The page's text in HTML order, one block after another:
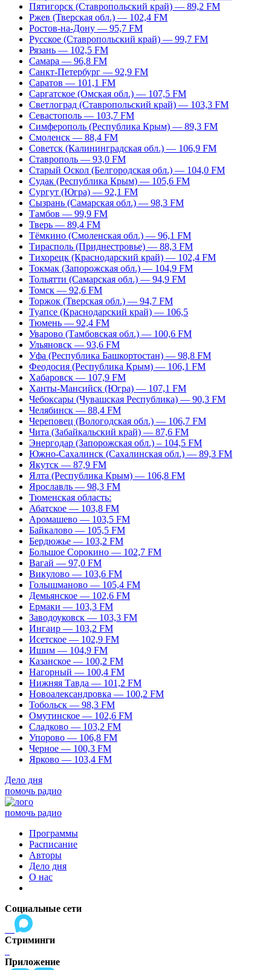
Пятигорск (Ставропольский край) — 89,2 FM
Ржев (Тверская обл.) — 102,4 FM
Ростов-на-Дону — 95,7 FM
Русское (Ставропольский край) — 99,7 FM
Рязань — 102,5 FM
Самара — 96,8 FM
Санкт-Петербург — 92,9 FM
Саратов — 101,1 FM
Саргатское (Омская обл.) — 107,5 FM
Светлоград (Ставропольский край) — 103,3 FM
Севастополь — 103,7 FM
Симферополь (Республика Крым) — 89,3 FM
Смоленск — 88,4 FM
Советск (Калининградская обл.) — 106,9 FM
Ставрополь — 93,0 FM
Старый Оскол (Белгородская обл.) — 104,0 FM
Судак (Республика Крым) — 105,6 FM
Сургут (Югра) — 92,1 FM
Сызрань (Самарская обл.) — 98,3 FM
Тамбов — 99,9 FM
Тверь — 89,4 FM
Тёмкино (Смоленская обл.) — 96,1 FM
Тирасполь (Приднестровье) — 88,3 FM
Тихорецк (Краснодарский край) — 102,4 FM
Токмак (Запорожская обл.) — 104,9 FM
Тольятти (Самарская обл.) — 94,9 FM
Томск — 92,6 FM
Торжок (Тверская обл.) — 94,7 FM
Туапсе (Краснодарский край) — 106,5
Тюмень — 92,4 FM
Уварово (Тамбовская обл.) — 100,6 FM
Ульяновск — 93,6 FM
Уфа (Республика Башкортостан) — 98,8 FM
Феодосия (Республика Крым) — 106,1 FM
Хабаровск — 107,9 FM
Ханты-Мансийск (Югра) — 107,1 FM
Чебоксары (Чувашская Республика) — 90,3 FM
Челябинск — 88,4 FM
Череповец (Вологодская обл.) — 106,7 FM
Чита (Забайкальский край) — 87,6 FM
Энергодар (Запорожская обл.) – 104,5 FM
Южно-Сахалинск (Сахалинская обл.) — 89,3 FM
Якутск — 87,9 FM
Ялта (Республика Крым) — 106,8 FM
Ярославль — 98,3 FM
Тюменская область:
Абатское — 103,8 FM
Аромашево — 103,5 FM
Байкалово — 105,5 FM
Бердюжье — 103,2 FM
Большое Сорокино — 102,7 FM
Вагай — 97,0 FM
Викулово — 103,6 FM
Голышманово — 105,4 FM
Демьянское — 102,6 FM
Ермаки — 103,3 FM
Заводоуковск — 103,3 FM
Ингаир — 103,2 FM
Исетское — 102,9 FM
Ишим — 104,9 FM
Казанское — 100,2 FM
Нагорный — 100,4 FM
Нижняя Тавда — 101,2 FM
Новоалександровка — 100,2 FM
Тобольск — 98,3 FM
Омутинское — 102,6 FM
Сладково — 103,2 FM
Упорово — 106,8 FM
Черное — 100,3 FM
Ярково — 103,4 FM
Дело дня
помочь радио
помочь радио
Программы
Расписание
Авторы
Дело дня
О нас
Социальные сети
Стриминги
Приложение